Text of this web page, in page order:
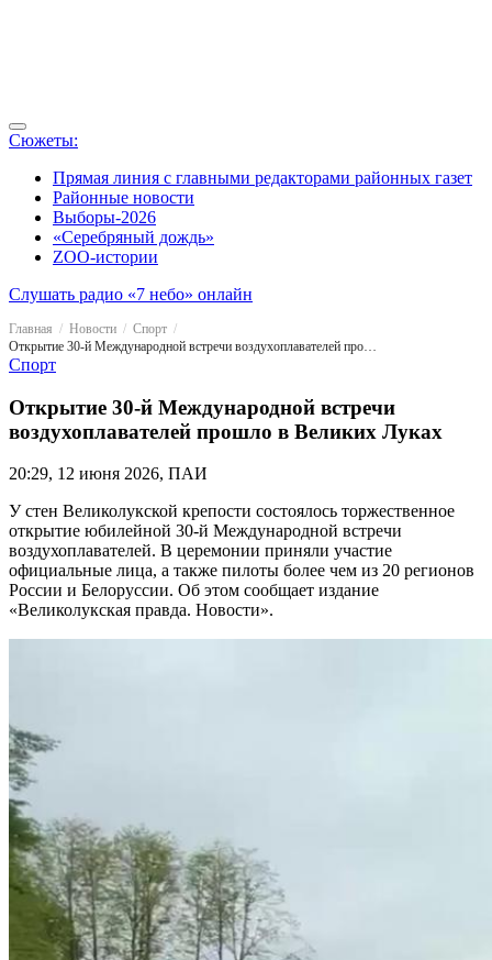
Сюжеты:
Прямая линия с главными редакторами районных газет
Районные новости
Выборы-2026
«Серебряный дождь»
ZOO-истории
Слушать радио «7 небо» онлайн
Главная Новости
Спорт
Открытие 30-й Международной встречи воздухоплавателей прошло в Великих Луках
Спорт
Открытие 30-й Международной встречи
воздухоплавателей прошло в Великих Луках
20:29, 12 июня 2026, ПАИ
У стен Великолукской крепости состоялось торжественное
открытие юбилейной 30-й Международной встречи
воздухоплавателей. В церемонии приняли участие
официальные лица, а также пилоты более чем из 20 регионов
России и Белоруссии. Об этом сообщает издание
«Великолукская правда. Новости».